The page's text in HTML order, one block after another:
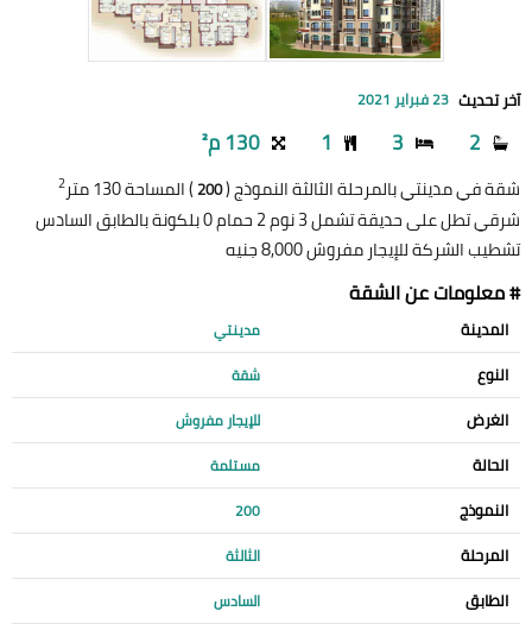
آخر تحديث 23 فبراير 2021
2
3
1 130 م²
شقة في مدينتي بالمرحلة الثالثة النموذج (200) المساحة 130 متر 2
شرقي تطل على حديقة تشمل 3 نوم 2 حمام 0 بلكونة بالطابق السادس
تشطيب الشركة للإيجار مفروش 8,000 جنيه
# معلومات عن الشقة
المدينة مدينتي
النوع شقة
الغرض للإيجار مفروش
الحالة مستلمة
النموذج 200
المرحلة الثالثة
الطابق السادس